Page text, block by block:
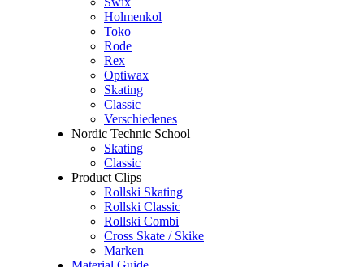
Holmenkol
Toko
Rode
Rex
Optiwax
Skating
Classic
Verschiedenes
Nordic Technic School
Skating
Classic
Product Clips
Rollski Skating
Rollski Classic
Rollski Combi
Cross Skate / Skike
Marken